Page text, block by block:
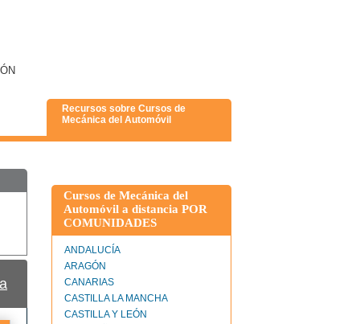
Recursos sobre Cursos de
Mecánica del Automóvil
Cursos de Mecánica del
Automóvil a distancia POR
COMUNIDADES
ANDALUCÍA
ARAGÓN
CANARIAS
CASTILLA LA MANCHA
CASTILLA Y LEÓN